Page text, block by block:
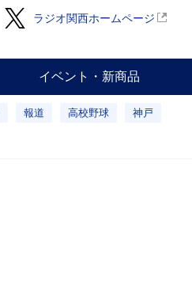
ラジオ関西ホームページ
イベント・新商品
報道 高校野球 神戸